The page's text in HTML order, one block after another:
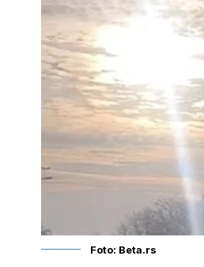
Foto: Beta.rs